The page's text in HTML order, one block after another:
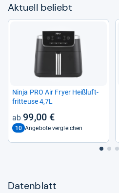
Aktu­ell beliebt
Ninja PRO Air Fryer Heiß­luft­
frit­teuse 4,7L
99,00 €
10 Angebote vergleichen
Datenblatt